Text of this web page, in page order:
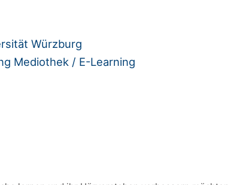
Würzburg
Mediothek / E-Learning